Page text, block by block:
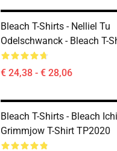
Bleach T-Shirts - Nelliel Tu
Odelschwanck - Bleach T-
€ 24,38 - € 28,06
Bleach T-Shirts - Bleach
Grimmjow T-Shirt TP2020